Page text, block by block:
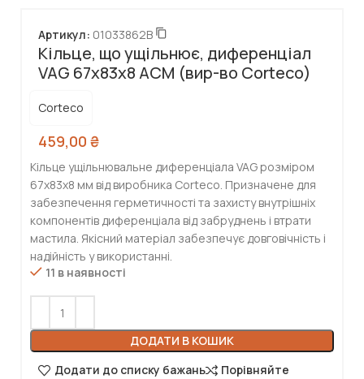
Кільце, що ущільнює, диференціал
VAG 67x83x8 АСМ (вир-во Corteco)
Артикул: 01033862B
Corteco
459,00 ₴
Кільце ущільнювальне диференціала VAG розміром
67x83x8 мм від виробника Corteco. Призначене для
забезпечення герметичності та захисту внутрішніх
компонентів диференціала від забруднень і втрати
мастила. Якісний матеріал забезпечує довговічність і
надійність у використанні.
11 в наявності
ДОДАТИ В КОШИК
Додати до списку бажань
Порівняйте